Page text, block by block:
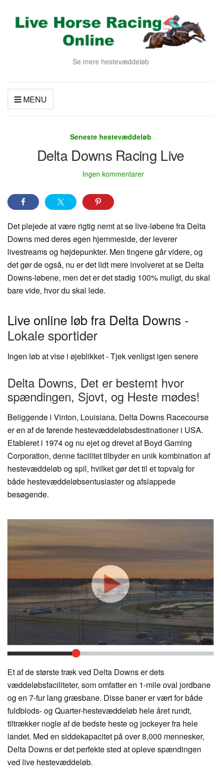
Se mere hestevæddeløb
MENU
Seneste hestevæddeløb
Delta Downs Racing Live
Ingen kommentarer
Det plejede at være rigtig nemt at se live-løbene fra Delta
Downs med deres egen hjemmeside, der leverer
livestreams og højdepunkter. Men tingene går videre, og
det gør de også, nu er det lidt mere involveret at se Delta
Downs-løbene, men det er det stadig 100% muligt, du skal
bare vide, hvor du skal lede.
Live online løb fra Delta Downs -
Lokale sportider
Ingen løb at vise i øjeblikket - Tjek venligst igen senere
Delta Downs, Det er bestemt hvor
spændingen, Sjovt, og Heste mødes!
Beliggende i Vinton, Louisiana, Delta Downs Racecourse
er en af ​​de førende hestevæddeløbsdestinationer i USA.
Etableret i 1974 og nu ejet og drevet af Boyd Gaming
Corporation, denne facilitet tilbyder en unik kombination af
hestevæddeløb og spil, hvilket gør det til et topvalg for
både hestevæddeløbsentusiaster og afslappede
besøgende.
Et af de største træk ved Delta Downs er dets
væddeløbsfaciliteter, som omfatter en 1-mile oval jordbane
og en 7-fur lang græsbane. Disse baner er vært for både
fuldblods- og Quarter-hestevæddeløb hele året rundt,
tiltrækker nogle af de bedste heste og jockeyer fra hele
landet. Med en siddekapacitet på over 8,000 mennesker,
Delta Downs er det perfekte sted at opleve spændingen
ved live hestevæddeløb.